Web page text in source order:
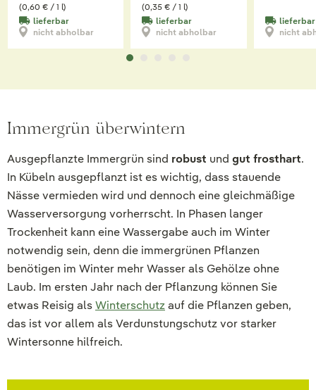
(0,60 € / 1 l)
lieferbar
nicht abholbar
(0,35 € / 1 l)
lieferbar
nicht abholbar
lieferbar
nicht
Immergrün überwintern
Ausgepflanzte Immergrün sind robust und gut frosthart.
In Kübeln ausgepflanzt ist es wichtig, dass stauende
Nässe vermieden wird und dennoch eine gleichmäßige
Wasserversorgung vorherrscht. In Phasen langer
Trockenheit kann eine Wassergabe auch im Winter
notwendig sein, denn die immergrünen Pflanzen
benötigen im Winter mehr Wasser als Gehölze ohne
Laub. Im ersten Jahr nach der Pflanzung können Sie
etwas Reisig alsWinterschutzauf die Pflanzen geben,
das ist vor allem als Verdunstungschutz vor starker
Wintersonne hilfreich.